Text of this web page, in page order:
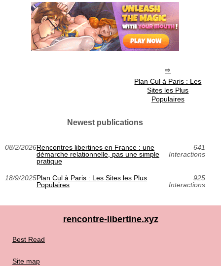
Plan Cul à Paris : Les
Sites les Plus
Populaires
Newest publications
08/2/2026Rencontres libertines en France : une
démarche relationnelle, pas une simple
pratique
641
Interactions
18/9/2025Plan Cul à Paris : Les Sites les Plus
Populaires
925
Interactions
rencontre-libertine.xyz
Best Read
Site map